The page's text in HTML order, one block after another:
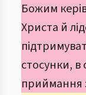
Божим
Христа й
стосунки, в